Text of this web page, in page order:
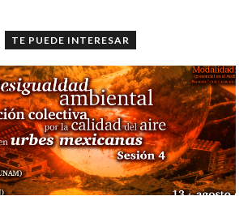
TE PUEDE INTERESAR